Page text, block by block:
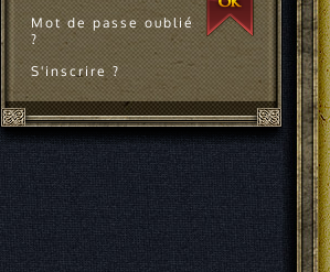
Mot de passe oublié
?
S'inscrire ?